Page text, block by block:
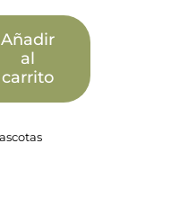
Añadir
al
carrito